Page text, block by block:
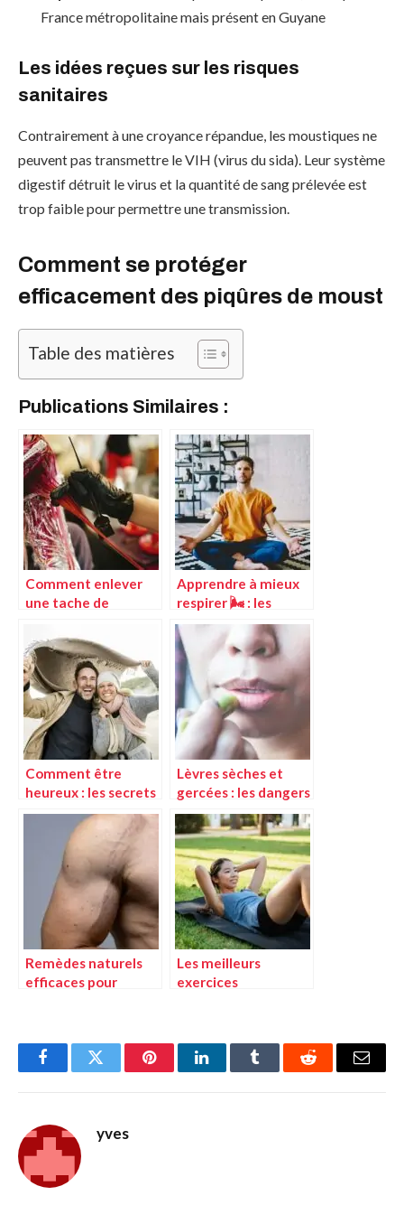
France métropolitaine mais présent en Guyane
Les idées reçues sur les risques
sanitaires
Contrairement à une croyance répandue, les moustiques ne
peuvent pas transmettre le VIH (virus du sida). Leur système
digestif détruit le virus et la quantité de sang prélevée est
trop faible pour permettre une transmission.
Comment se protéger
efficacement des piqûres de moust
Table des matières
Publications Similaires :
Comment enlever
une tache de
sur la peau ?
Apprendre à mieux
respirer 🌬️ : les
techniques
essentielles pour
booster son souffle
Comment être
heureux : les secrets
du bonheur dévoilés
Lèvres sèches et
gercées : les dangers
méconnus des
baumes à lèvres
Remèdes naturels
efficaces pour
Les meilleurs
exercices
FacebookTwitter PinterestLinkedInTumblr Reddit
E-
yves